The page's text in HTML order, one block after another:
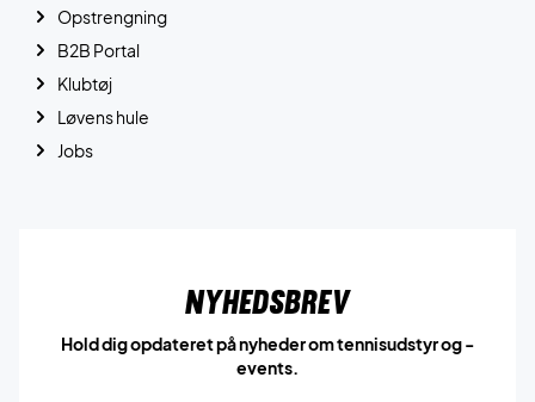
Opstrengning
B2B Portal
Klubtøj
Løvens hule
Jobs
Nyhedsbrev
Hold dig opdateret på nyheder om tennisudstyr og -
events.